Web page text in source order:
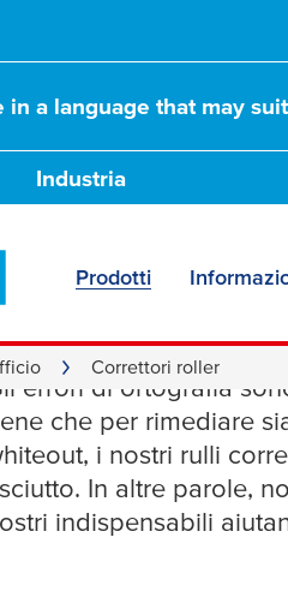
in a language that may
Industria
Prodotti
Correttori roller
errori di ortografia
che per rimediare
i nostri rulli
In altre parole,
indispensabili